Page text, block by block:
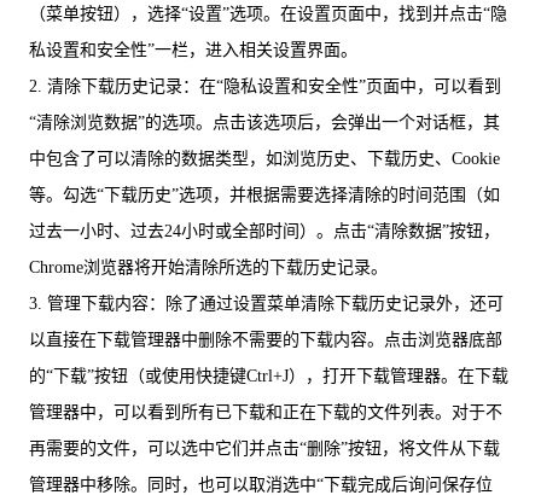
（菜单按钮），选择“设置”选项。在设置页面中，找到并点击“隐
私设置和安全性”一栏，进入相关设置界面。
2. 清除下载历史记录：在“隐私设置和安全性”页面中，可以看到
“清除浏览数据”的选项。点击该选项后，会弹出一个对话框，其
中包含了可以清除的数据类型，如浏览历史、下载历史、Cookie
等。勾选“下载历史”选项，并根据需要选择清除的时间范围（如
过去一小时、过去24小时或全部时间）。点击“清除数据”按钮，
Chrome浏览器将开始清除所选的下载历史记录。
3. 管理下载内容：除了通过设置菜单清除下载历史记录外，还可
以直接在下载管理器中删除不需要的下载内容。点击浏览器底部
的“下载”按钮（或使用快捷键Ctrl+J），打开下载管理器。在下载
管理器中，可以看到所有已下载和正在下载的文件列表。对于不
再需要的文件，可以选中它们并点击“删除”按钮，将文件从下载
管理器中移除。同时，也可以取消选中“下载完成后询问保存位